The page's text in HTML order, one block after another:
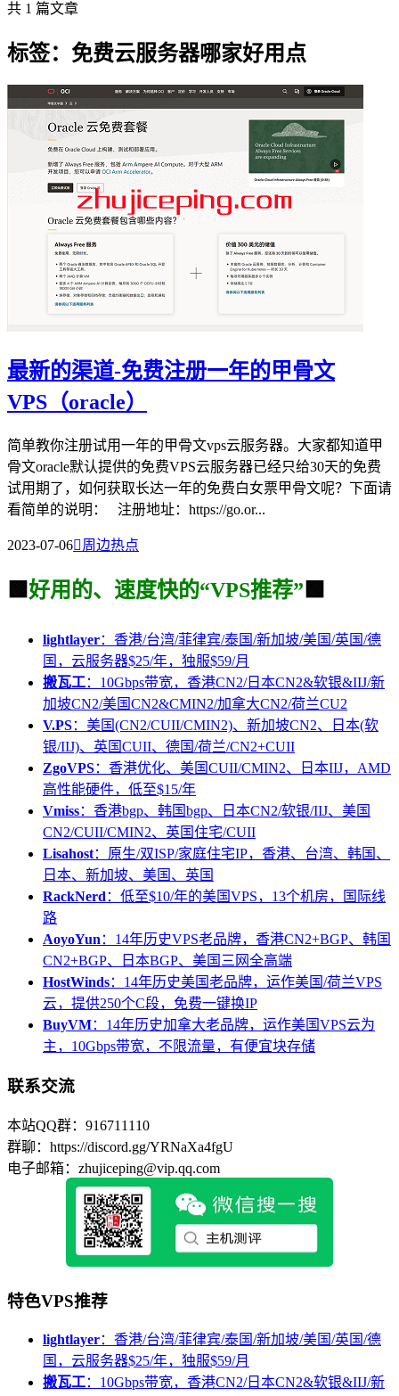
共 1 篇文章
标签：免费云服务器哪家好用点
最新的渠道-免费注册一年的甲骨文
VPS（oracle）
简单教你注册试用一年的甲骨文vps云服务器。大家都知道甲
骨文oracle默认提供的免费VPS云服务器已经只给30天的免费
试用期了，如何获取长达一年的免费白女票甲骨文呢？下面请
看简单的说明： 注册地址：https://go.or...
2023-07-06周边热点
🟩 好用的、速度快的“VPS推荐” 🟩
lightlayer：香港/台湾/菲律宾/泰国/新加坡/美国/英国/德
国，云服务器$25/年，独服$59/月
搬瓦工：10Gbps带宽，香港CN2/日本CN2&软银&IIJ/新
加坡CN2/美国CN2&CMIN2/加拿大CN2/荷兰CU2
V.PS：美国(CN2/CUII/CMIN2)、新加坡CN2、日本(软
银/IIJ)、英国CUII、德国/荷兰/CN2+CUII
ZgoVPS：香港优化、美国CUII/CMIN2、日本IIJ，AMD
高性能硬件，低至$15/年
Vmiss：香港bgp、韩国bgp、日本CN2/软银/IIJ、美国
CN2/CUII/CMIN2、英国住宅/CUII
Lisahost：原生/双ISP/家庭住宅IP，香港、台湾、韩国、
日本、新加坡、美国、英国
RackNerd：低至$10/年的美国VPS，13个机房，国际线
路
AoyoYun：14年历史VPS老品牌，香港CN2+BGP、韩国
CN2+BGP、日本BGP、美国三网全高端
HostWinds：14年历史美国老品牌，运作美国/荷兰VPS
云，提供250个C段，免费一键换IP
BuyVM：14年历史加拿大老品牌，运作美国VPS云为
主，10Gbps带宽，不限流量，有便宜块存储
联系交流
本站QQ群：916711110
群聊：https://discord.gg/YRNaXa4fgU
电子邮箱：zhujiceping@vip.qq.com
特色VPS推荐
lightlayer：香港/台湾/菲律宾/泰国/新加坡/美国/英国/德
国，云服务器$25/年，独服$59/月
搬瓦工：10Gbps带宽，香港CN2/日本CN2&软银&IIJ/新